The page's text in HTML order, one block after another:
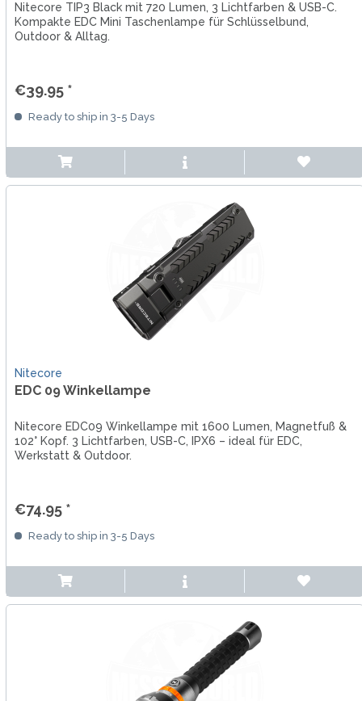
Nitecore TIP3 Black mit 720 Lumen, 3 Lichtfarben & USB-C.
Kompakte EDC Mini Taschenlampe für Schlüsselbund,
Outdoor & Alltag.
€39.95 *
Ready to ship in 3-5 Days
Nitecore
EDC 09 Winkellampe
Nitecore EDC09 Winkellampe mit 1600 Lumen, Magnetfuß &
102° Kopf. 3 Lichtfarben, USB-C, IPX6 – ideal für EDC,
Werkstatt & Outdoor.
€74.95 *
Ready to ship in 3-5 Days